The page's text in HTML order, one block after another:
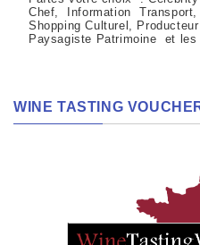
Chef, Information
Shopping Culturel,
Paysagiste Patrimoine et
WINE TASTING